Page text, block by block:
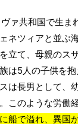
ァ共和国で生ま
ネツィアと並ぶ
立て、母親のス
は5人の子供を
長男として、
このような労働
船で溢れ、異国